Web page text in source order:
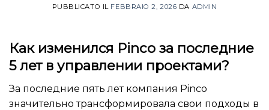
PUBBLICATO IL FEBBRAIO 2, 2026 DA ADMIN
Как изменился Pinco за последние
5 лет в управлении проектами?
За последние пять лет компания Pinco
значительно трансформировала свои подходы в